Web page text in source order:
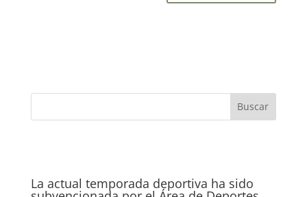
La actual temporada deportiva ha sido